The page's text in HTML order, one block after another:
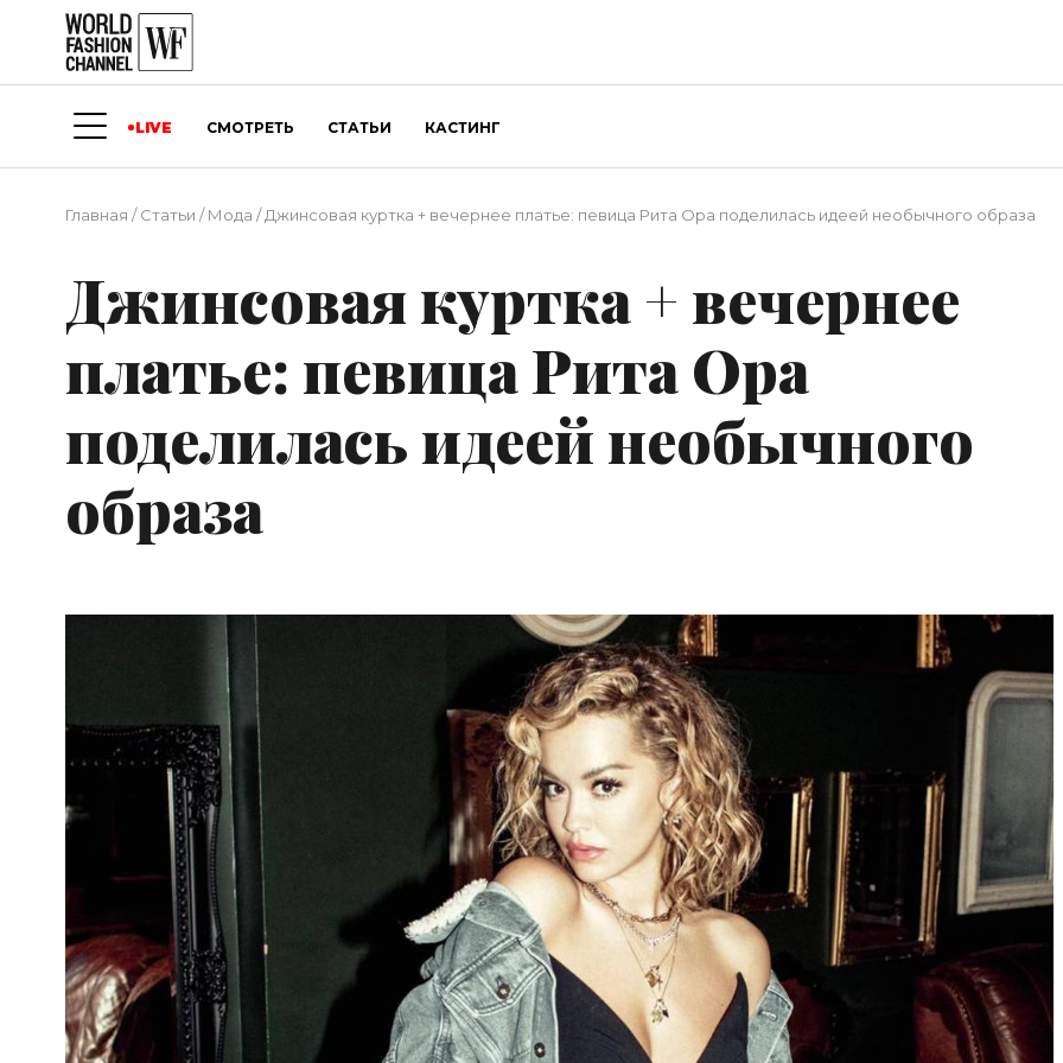
LIVE СМОТРЕТЬ СТАТЬИ КАСТИНГ
Главная /Статьи /Мода /Джинсовая куртка + вечернее платье: певица Рита Ора поделилась идеей необычного образа
Джинсовая куртка + вечернее
платье: певица Рита Ора
поделилась идеей необычного
образа